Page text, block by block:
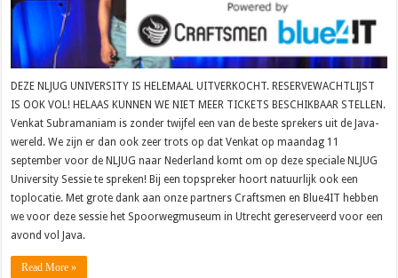
DEZE NLJUG UNIVERSITY IS HELEMAAL UITVERKOCHT. RESERVEWACHTLIJST
IS OOK VOL! HELAAS KUNNEN WE NIET MEER TICKETS BESCHIKBAAR STELLEN.
Venkat Subramaniam is zonder twijfel een van de beste sprekers uit de Java-
wereld. We zijn er dan ook zeer trots op dat Venkat op maandag 11
september voor de NLJUG naar Nederland komt om op deze speciale NLJUG
University Sessie te spreken! Bij een topspreker hoort natuurlijk ook een
toplocatie. Met grote dank aan onze partners Craftsmen en Blue4IT hebben
we voor deze sessie het Spoorwegmuseum in Utrecht gereserveerd voor een
avond vol Java.
Read More »